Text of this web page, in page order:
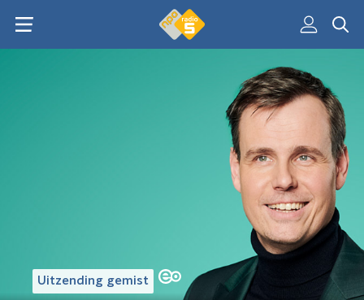
Uitzending gemist